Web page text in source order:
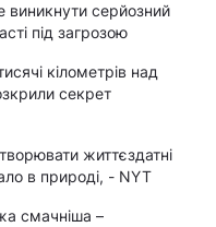
виникнути серйозний
під загрозою
кілометрів над
секрет
життєздатні
в природі, - NYT
смачніша –